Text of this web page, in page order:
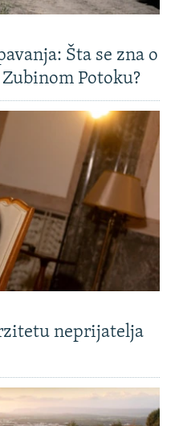
Šta se zna o
Potoku?
neprijatelja